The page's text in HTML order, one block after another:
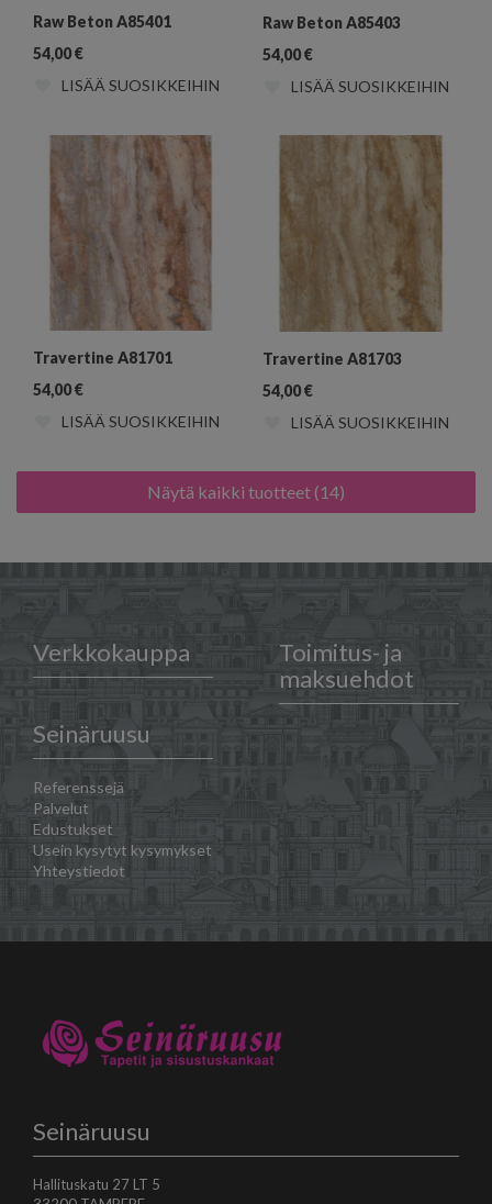
Raw Beton A85401
54,00€
LISÄÄ SUOSIKKEIHIN
Raw Beton A85403
54,00€
LISÄÄ SUOSIKKEIHIN
Travertine A81701
54,00€
LISÄÄ SUOSIKKEIHIN
Travertine A81703
54,00€
LISÄÄ SUOSIKKEIHIN
Näytä kaikki tuotteet (14)
Verkkokauppa
Toimitus- ja
maksuehdot
Seinäruusu
Referenssejä
Palvelut
Edustukset
Usein kysytyt kysymykset
Yhteystiedot
Seinäruusu
Hallituskatu 27 LT 5